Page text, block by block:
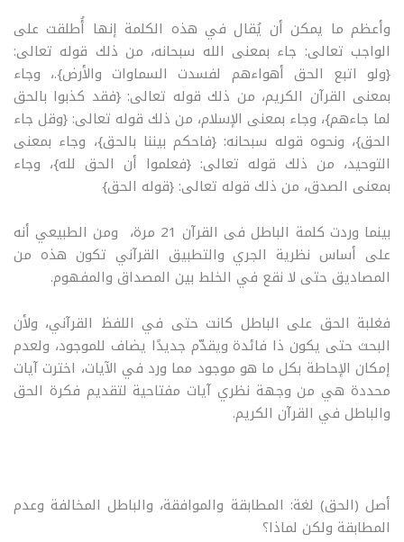
وأعظم ما يمكن أن يُقال في هذه الكلمة إنها أُطلقت على
الواجب تعالى: جاء بمعنى الله سبحانه، من ذلك قوله تعالى:
{ولو اتبع الحق أهواءهم لفسدت السماوات والأرض}.، وجاء
بمعنى القرآن الكريم، من ذلك قوله تعالى: {فقد كذبوا بالحق
لما جاءهم}، وجاء بمعنى الإسلام، من ذلك قوله تعالى: {وقل جاء
الحق}، ونحوه قوله سبحانه: {فاحكم بيننا بالحق}، وجاء بمعنى
التوحيد، من ذلك قوله تعالى: {فعلموا أن الحق لله}، وجاء
بمعنى الصدق، من ذلك قوله تعالى: {قوله الحق}
بينما وردت كلمة الباطل فى القرآن 21 مرة، ومن الطبيعي أنه
على أساس نظرية الجري والتطبيق القرآني تكون هذه من
المصاديق حتى لا نقع في الخلط بين المصداق والمفهوم.
فغلبة الحق على الباطل كانت حتى في اللفظ القرآني، ولأن
البحث حتى يكون ذا فائدة ويقدّم جديدًا يضاف للموجود، ولعدم
إمكان الإحاطة بكل ما هو موجود مما ورد في الآيات، اخترت آيات
محددة هي من وجهة نظري آيات مفتاحية لتقديم فكرة الحق
والباطل في القرآن الكريم.
أصل (الحق) لغة: المطابقة والموافقة، والباطل المخالفة وعدم
المطابقة ولكن لماذا؟